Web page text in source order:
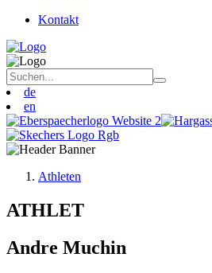
Kontakt
de
en
Athleten
ATHLET
Andre Muchin